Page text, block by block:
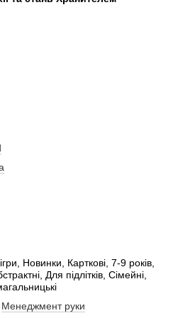
Новинки, Карткові, 7-9 років,
Для підлітків, Сімейні,
Менеджмент руки